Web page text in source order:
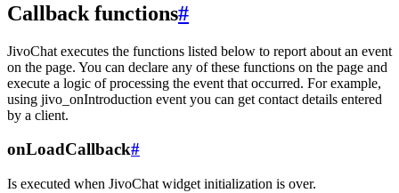
Callback functions#
JivoChat executes the functions listed below to report about an event
on the page. You can declare any of these functions on the page and
execute a logic of processing the event that occurred. For example,
using jivo_onIntroduction event you can get contact details entered
by a client.
onLoadCallback#
Is executed when JivoChat widget initialization is over.